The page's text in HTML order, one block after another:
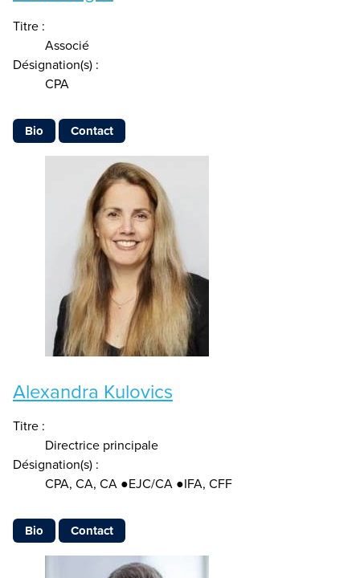
Titre :
Associé
Désignation(s) :
CPA
Bio Contact
Alexandra Kulovics
Titre :
Directrice principale
Désignation(s) :
CPA, CA, CA ●EJC/CA ●IFA, CFF
Bio Contact